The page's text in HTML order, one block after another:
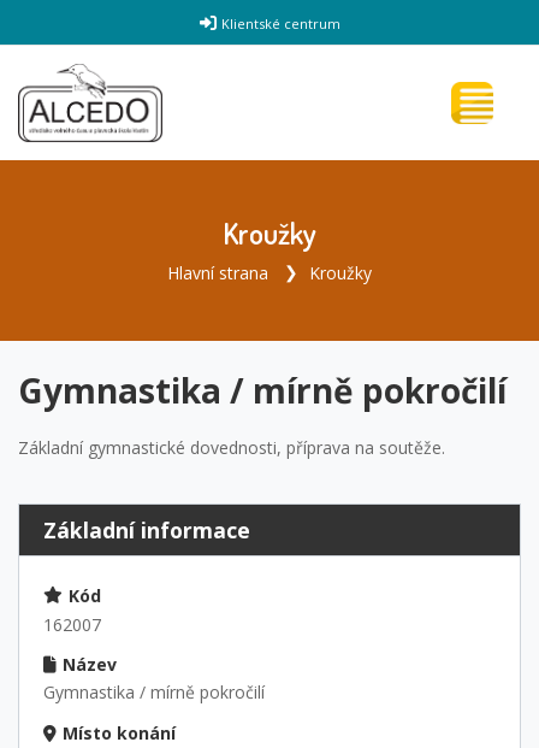
Klientské centrum
Kroužky
Hlavní strana Kroužky
Gymnastika / mírně pokročilí
Základní gymnastické dovednosti, příprava na soutěže.
Základní informace
Kód
162007
Název
Gymnastika / mírně pokročilí
Místo konání